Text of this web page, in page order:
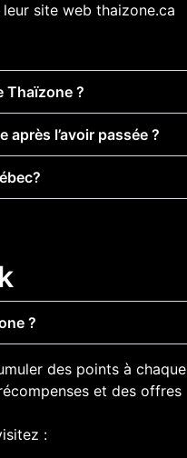
site web thaizone.ca
Thaïzone ?
l’avoir passée ?
?
des points à chaque
et des offres
: